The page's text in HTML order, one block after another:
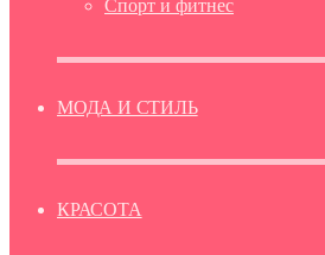
Спорт и фитнес
МОДА И СТИЛЬ
КРАСОТА